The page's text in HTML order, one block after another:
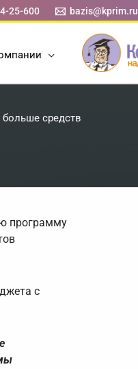
25-600 bazis@kprim.ru
средств
программу
с